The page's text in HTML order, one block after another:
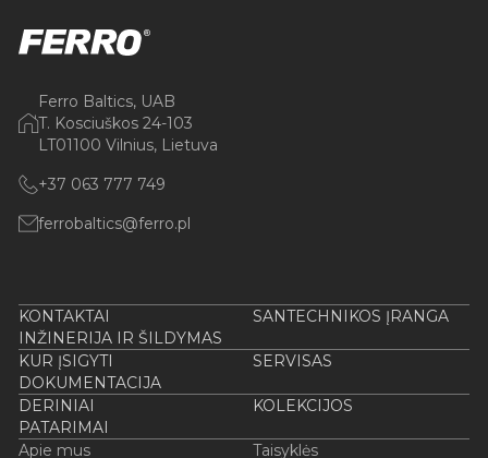
Ferro Baltics, UAB
T. Kosciuškos 24-103
LT01100 Vilnius, Lietuva
+37 063 777 749
ferrobaltics@ferro.pl
KONTAKTAI
SANTECHNIKOS ĮRANGA
INŽINERIJA IR ŠILDYMAS
KUR ĮSIGYTI
SERVISAS
DOKUMENTACIJA
DERINIAI
KOLEKCIJOS
PATARIMAI
Apie mus
Taisyklės